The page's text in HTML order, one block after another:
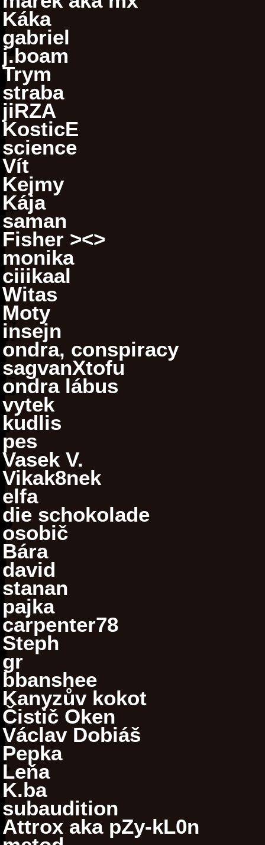
Káka
gabriel
j.boam
Trym
straba
jiRZA
KosticE
science
Vít
Kejmy
Kája
saman
Fisher ><>
monika
ciiikaal
Witas
Moty
insejn
ondra, conspiracy
sagvanXtofu
ondra lábus
vytek
kudlis
pes
Vasek V.
Vikak8nek
elfa
die schokolade
osobič
Bára
david
stanan
pajka
carpenter78
Steph
gr
bbanshee
Kanyzův kokot
Čistič Oken
Václav Dobiáš
Pepka
Leňa
K.ba
subaudition
Attrox aka pZy-kL0n